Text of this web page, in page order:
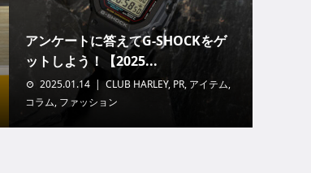
アンケートに答えてG-SHOCKをゲ
ットしよう！【2025...
2025.01.14 CLUB HARLEY, PR, アイテム,
コラム, ファッション